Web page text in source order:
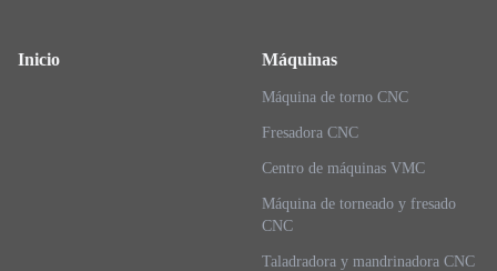
Inicio Máquinas
Máquina de torno CNC
Fresadora CNC
Centro de máquinas VMC
Máquina de torneado y fresado
CNC
Taladradora y mandrinadora CNC